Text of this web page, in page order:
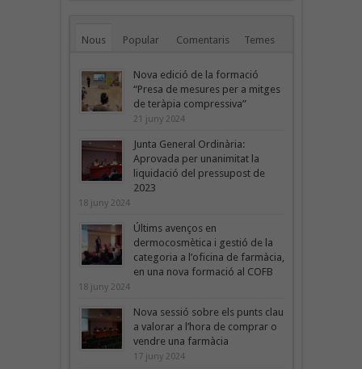
Nous Popular Comentaris Temes
Nova edició de la formació
“Presa de mesures per a mitges
de teràpia compressiva”
21 juny 2024
Junta General Ordinària:
Aprovada per unanimitat la
liquidació del pressupost de
2023
18 juny 2024
Últims avenços en
dermocosmètica i gestió de la
categoria a l’oficina de farmàcia,
en una nova formació al COFB
18 juny 2024
Nova sessió sobre els punts clau
a valorar a l’hora de comprar o
vendre una farmàcia
17 juny 2024